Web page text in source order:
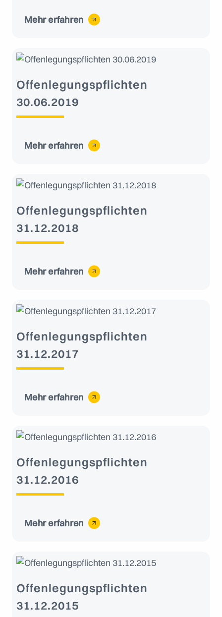
Mehr erfahren
Offenlegungspflichten
30.06.2019
Mehr erfahren
Offenlegungspflichten
31.12.2018
Mehr erfahren
Offenlegungspflichten
31.12.2017
Mehr erfahren
Offenlegungspflichten
31.12.2016
Mehr erfahren
Offenlegungspflichten
31.12.2015